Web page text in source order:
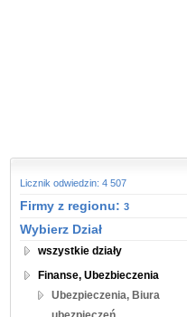
Licznik odwiedzin: 4 507
Firmy z regionu: 3
Wybierz Dział
wszystkie działy
Finanse, Ubezbieczenia
Ubezpieczenia, Biura